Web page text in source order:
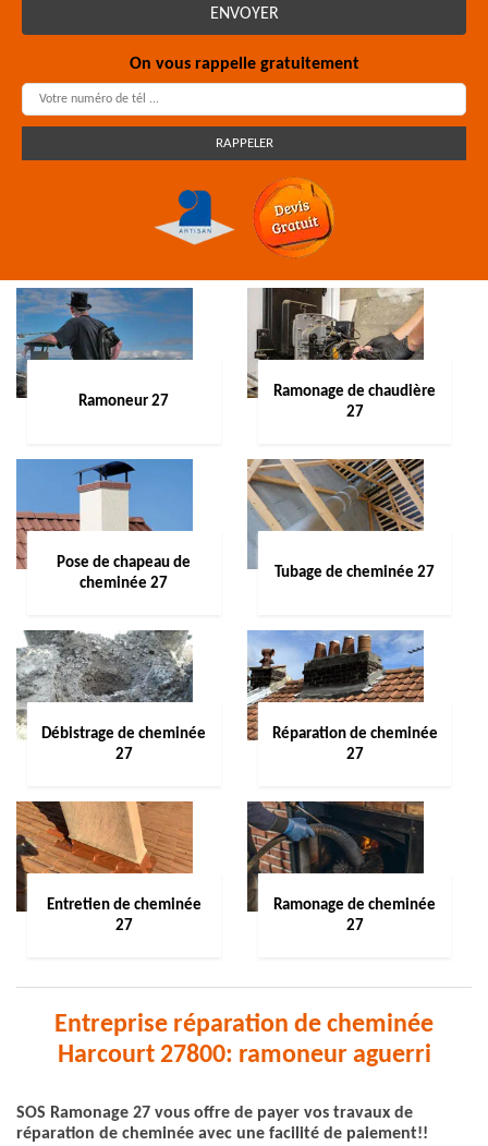
On vous rappelle gratuitement
Ramoneur 27
Ramonage de chaudière
27
Pose de chapeau de
cheminée 27
Tubage de cheminée 27
Débistrage de cheminée
27
Réparation de cheminée
27
Entretien de cheminée
27
Ramonage de cheminée
27
Entreprise réparation de cheminée
Harcourt 27800: ramoneur aguerri
SOS Ramonage 27 vous offre de payer vos travaux de
réparation de cheminée avec une facilité de paiement!!